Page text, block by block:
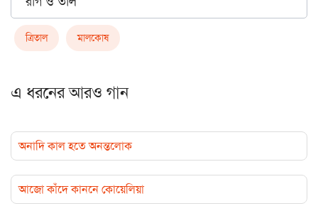
ত্রিতাল মালকোষ
এ ধরনের আরও গান
অনাদি কাল হতে অনন্তলোক
আজো কাঁদে কাননে কোয়েলিয়া